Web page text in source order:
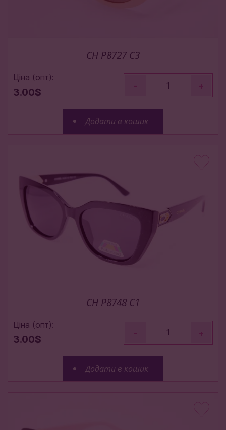
CH P8727 C3
Ціна (опт):
3.00$
- +
Додати в кошик
CH P8748 C1
Ціна (опт):
3.00$
- +
Додати в кошик